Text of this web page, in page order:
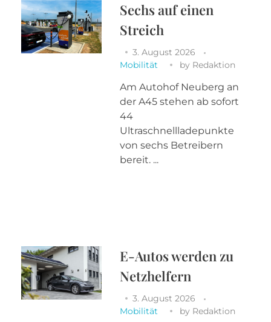
Sechs auf einen
Streich
3. August 2026
Mobilität
by Redaktion
Am Autohof Neuberg an
der A45 stehen ab sofort
44
Ultraschnellladepunkte
von sechs Betreibern
bereit. ...
E-Autos werden zu
Netzhelfern
3. August 2026
Mobilität
by Redaktion